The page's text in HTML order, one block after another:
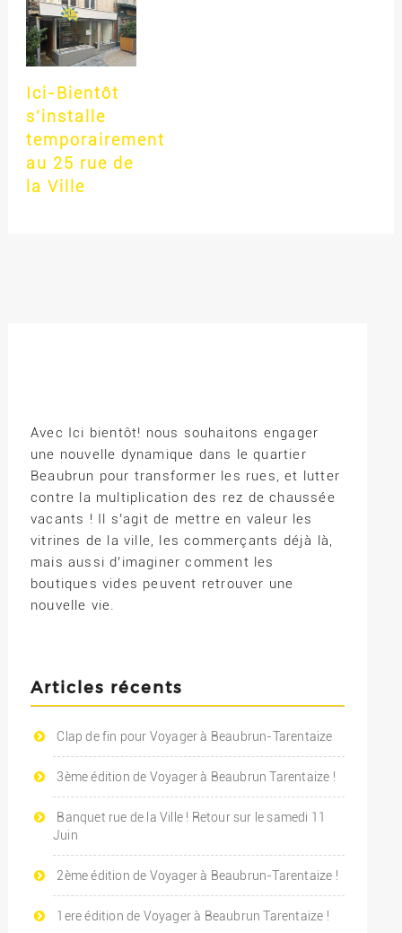
Ici-Bientôt
s’installe
temporairement
au 25 rue de
la Ville
Avec Ici bientôt! nous souhaitons engager
une nouvelle dynamique dans le quartier
Beaubrun pour transformer les rues, et lutter
contre la multiplication des rez de chaussée
vacants ! Il s’agit de mettre en valeur les
vitrines de la ville, les commerçants déjà là,
mais aussi d’imaginer comment les
boutiques vides peuvent retrouver une
nouvelle vie.
Articles récents
Clap de fin pour Voyager à Beaubrun-Tarentaize
3ème édition de Voyager à Beaubrun Tarentaize !
Banquet rue de la Ville ! Retour sur le samedi 11
Juin
2ème édition de Voyager à Beaubrun-Tarentaize !
1ere édition de Voyager à Beaubrun Tarentaize !